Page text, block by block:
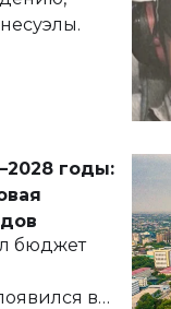
годы:
бюджет
в